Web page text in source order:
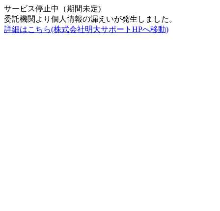
サービス停止中（期間未定)
委託機関より個人情報の漏えいが発生しました。
詳細はこちら(株式会社明大サポートHPへ移動)